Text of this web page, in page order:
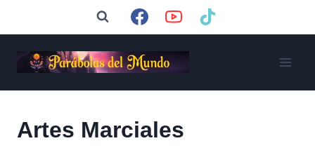
Artes Marciales